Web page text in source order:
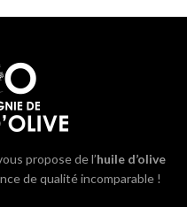
propose de l’huile d’olive
de qualité incomparable !